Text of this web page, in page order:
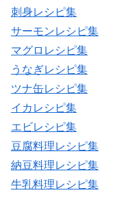
刺身レシピ集
サーモンレシピ集
マグロレシピ集
うなぎレシピ集
ツナ缶レシピ集
イカレシピ集
エビレシピ集
豆腐料理レシピ集
納豆料理レシピ集
牛乳料理レシピ集